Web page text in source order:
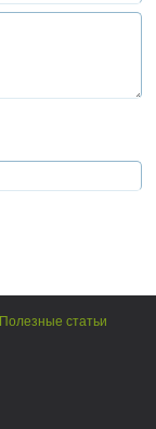
Полезные статьи